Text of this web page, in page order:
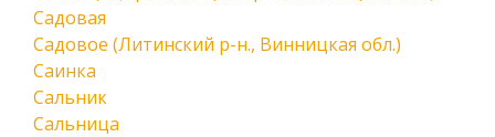
Садовая
Садовое (Литинский р-н., Винницкая обл.)
Саинка
Сальник
Сальница